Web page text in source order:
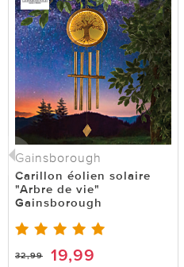
Gainsborough
Carillon éolien solaire
"Arbre de vie"
Gainsborough
32,99 19,99